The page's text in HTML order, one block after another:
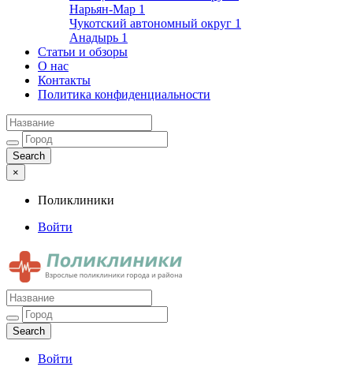
Нарьян-Мар 1
Чукотский автономный округ 1
Анадырь 1
Статьи и обзоры
О нас
Контакты
Политика конфиденциальности
×
Поликлиники
Войти
Поликлиники
Взрослые поликлиники города и района
Войти